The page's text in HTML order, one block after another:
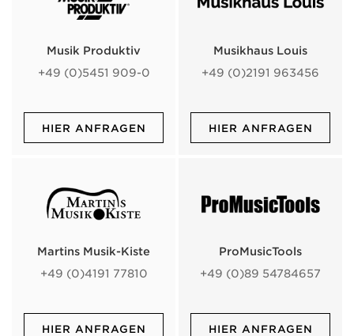
Musik Produktiv
+49 (0)5451 909-0
HIER ANFRAGEN
Musikhaus Louis
+49 (0)2191 963456
HIER ANFRAGEN
Martins Musik-Kiste
+49 (0)4191 77810
HIER ANFRAGEN
ProMusicTools
+49 (0)89 54784657
HIER ANFRAGEN